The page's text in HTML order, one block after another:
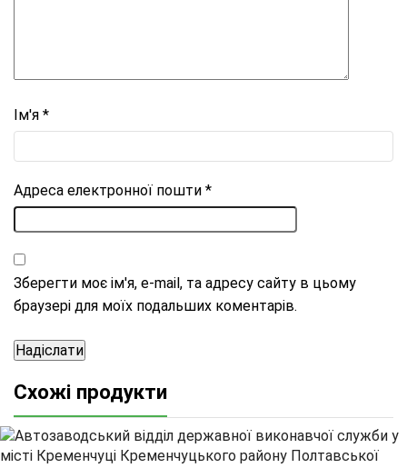
Ім'я *
Адреса електронної пошти *
Зберегти моє ім'я, e-mail, та адресу сайту в цьому
браузері для моїх подальших коментарів.
Схожі продукти